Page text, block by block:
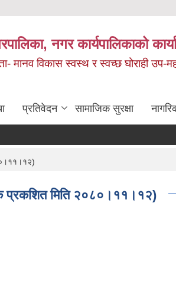
नगर कार्यपालिकाको
मानव विकास स्वस्थ र स्वच्छ घोराही उप-
प्रतिवेदन सामाजिक सुरक्षा
प्रकशित मिति २०८०।११।१२)